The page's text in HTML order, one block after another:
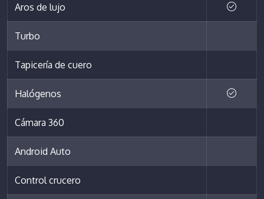
Aros de lujo
Turbo
Tapicería de cuero
Halógenos
Cámara 360
Android Auto
Control crucero